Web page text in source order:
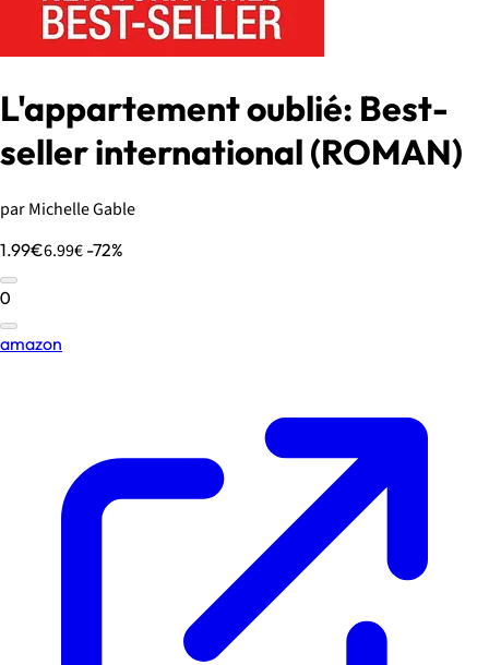
L'appartement oublié: Best-
seller international (ROMAN)
par Michelle Gable
1.99€6.99€ -72%
0
amazon